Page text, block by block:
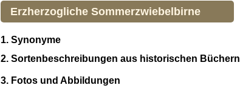
Erzherzogliche Sommerzwiebelbirne
1. Synonyme
2. Sortenbeschreibungen aus historischen Büchern
3. Fotos und Abbildungen